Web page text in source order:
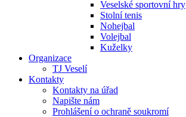
Veselské sportovní hry
Stolní tenis
Nohejbal
Volejbal
Kuželky
Organizace
TJ Veselí
Kontakty
Kontakty na úřad
Napište nám
Prohlášení o ochraně soukromí